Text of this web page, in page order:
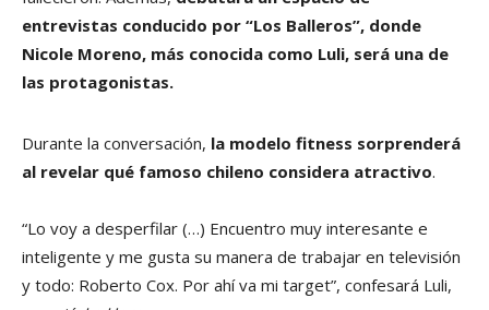
entrevistas conducido por “Los Balleros”, donde
Nicole Moreno, más conocida como Luli, será una de
las protagonistas.
Durante la conversación, la modelo fitness sorprenderá
al revelar qué famoso chileno considera atractivo.
“Lo voy a desperfilar (…) Encuentro muy interesante e
inteligente y me gusta su manera de trabajar en televisión
y todo: Roberto Cox. Por ahí va mi target”, confesará Luli,